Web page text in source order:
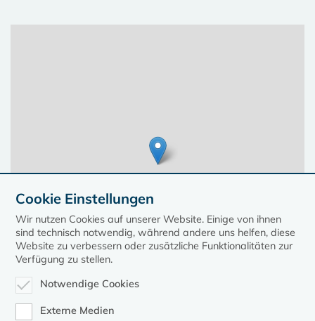
Cookie Einstellungen
Wir nutzen Cookies auf unserer Website. Einige von ihnen
sind technisch notwendig, während andere uns helfen, diese
Website zu verbessern oder zusätzliche Funktionalitäten zur
Verfügung zu stellen.
Notwendige Cookies
Externe Medien